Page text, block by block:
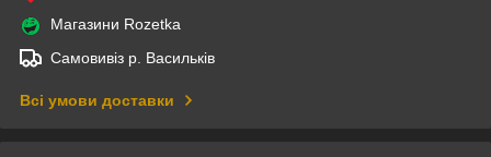
Магазини Rozetka
Самовивіз р. Васильків
Всі умови доставки